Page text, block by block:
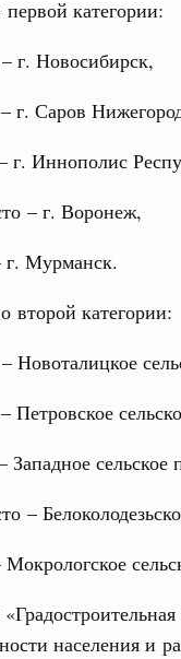
категории:
г. Новосибирск,
г. Саров
г. Иннополис
– г. Воронеж,
г. Мурманск.
второй категории:
Новоталицкое
Петровское
Западное
–
населения и
200
для
Кравцов и
открытий»